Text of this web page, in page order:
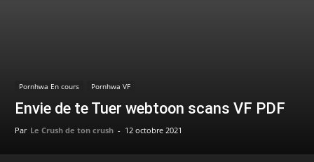
Pornhwa En cours Pornhwa VF
Envie de te Tuer webtoon scans VF PDF
Par Le Crush de ton crush - 12 octobre 2021